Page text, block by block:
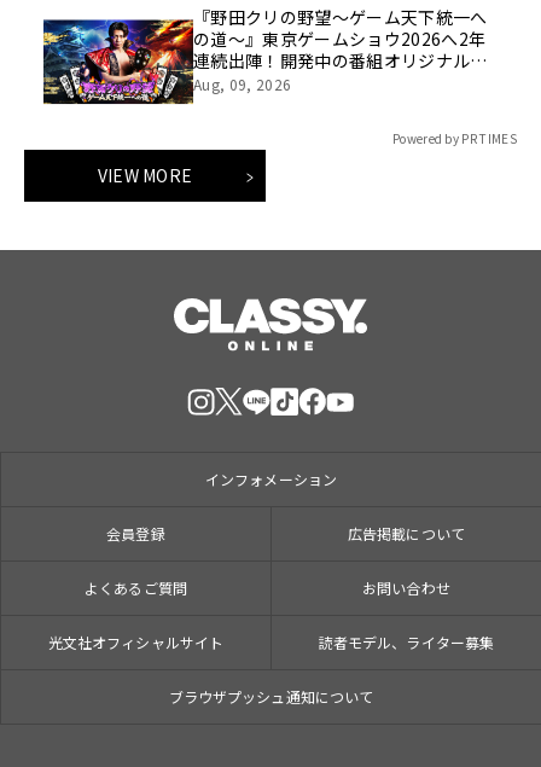
『野田クリの野望～ゲーム天下統一へ
の道～』東京ゲームショウ2026へ2年
連続出陣！開発中の番組オリジナルゲ
ームを世界最速体験！失敗したら即
Aug, 09, 2026
Powered by PR TIMES
VIEW MORE
インフォメーション
会員登録 広告掲載について
よくあるご質問 お問い合わせ
光文社オフィシャルサイト 読者モデル、ライター募集
ブラウザプッシュ通知について